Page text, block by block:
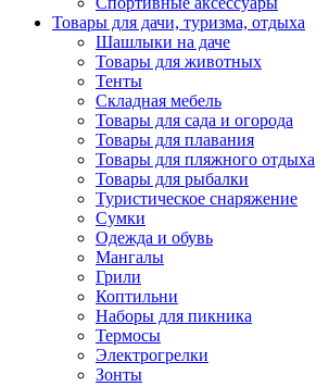
Товары для дачи, туризма, отдыха
Шашлыки на даче
Товары для животных
Тенты
Складная мебель
Товары для сада и огорода
Товары для плавания
Товары для пляжного отдыха
Товары для рыбалки
Туристическое снаряжение
Сумки
Одежда и обувь
Мангалы
Грили
Коптильни
Наборы для пикника
Термосы
Электрогрелки
Зонты